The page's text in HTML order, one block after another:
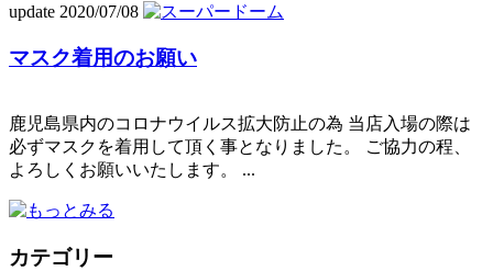
update 2020/07/08
マスク着用のお願い
鹿児島県内のコロナウイルス拡大防止の為 当店入場の際は
必ずマスクを着用して頂く事となりました。 ご協力の程、
よろしくお願いいたします。 ...
カテゴリー